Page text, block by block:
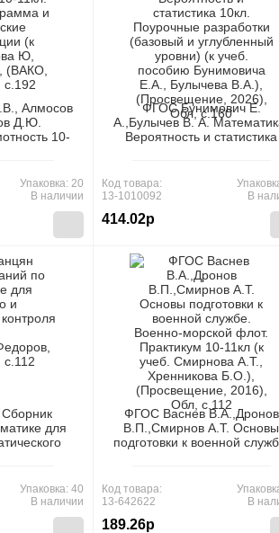
Алмосов
Д.Ю.
10-
Алмосова
Обл, c.192
Упаковка: 20
В наличии
ФГОС Бунимович Е.
А.,Булычев В. А.
Вероятность и статистика
уровни) (к учеб. пособию
Бунимовича Е.А.,
В.А.), (Просвещение,
Код товара:
13-1010092
414.02р
В
для
Упаковка: 40
В наличии
ФГОС Васнев В.А.,Дронов
В.П.,Смирнов А.Т. Основы
подготовки к военной
Смирнова А.Т.,
Б.О.), (Просвещение,
Код товара:
13-642622
189.26р
В